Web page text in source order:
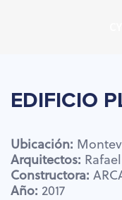
content
EDIFICIO
Ubicación:
Arquitectos: Rafael
Constructora:
Año: 2017